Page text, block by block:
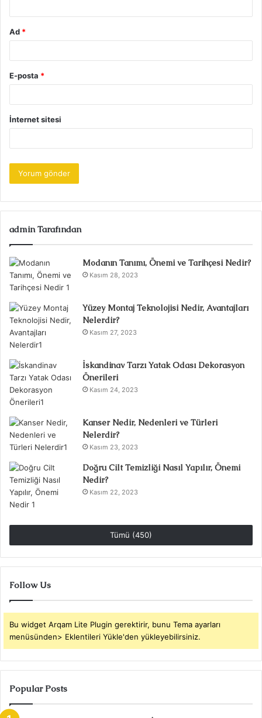
Ad *
E-posta *
İnternet sitesi
admin Tarafından
Modanın Tanımı, Önemi ve Tarihçesi Nedir?
Kasım 28, 2023
Yüzey Montaj Teknolojisi Nedir, Avantajları
Nelerdir?
Kasım 27, 2023
İskandinav Tarzı Yatak Odası Dekorasyon
Önerileri
Kasım 24, 2023
Kanser Nedir, Nedenleri ve Türleri
Nelerdir?
Kasım 23, 2023
Doğru Cilt Temizliği Nasıl Yapılır, Önemi
Nedir?
Kasım 22, 2023
Tümü (450)
Follow Us
Bu widget Arqam Lite Plugin gerektirir, bunu Tema ayarları
menüsünden> Eklentileri Yükle'den yükleyebilirsiniz.
Popular Posts